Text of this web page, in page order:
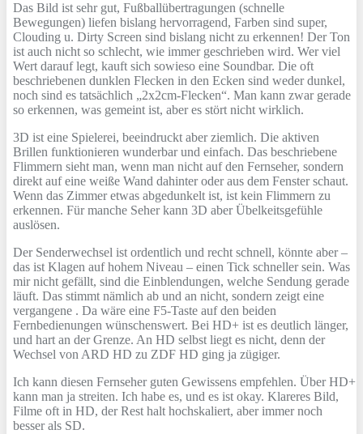
Das Bild ist sehr gut, Fußballübertragungen (schnelle
Bewegungen) liefen bislang hervorragend, Farben sind super,
Clouding u. Dirty Screen sind bislang nicht zu erkennen! Der Ton
ist auch nicht so schlecht, wie immer geschrieben wird. Wer viel
Wert darauf legt, kauft sich sowieso eine Soundbar. Die oft
beschriebenen dunklen Flecken in den Ecken sind weder dunkel,
noch sind es tatsächlich „2x2cm-Flecken“. Man kann zwar gerade
so erkennen, was gemeint ist, aber es stört nicht wirklich.
3D ist eine Spielerei, beeindruckt aber ziemlich. Die aktiven
Brillen funktionieren wunderbar und einfach. Das beschriebene
Flimmern sieht man, wenn man nicht auf den Fernseher, sondern
direkt auf eine weiße Wand dahinter oder aus dem Fenster schaut.
Wenn das Zimmer etwas abgedunkelt ist, ist kein Flimmern zu
erkennen. Für manche Seher kann 3D aber Übelkeitsgefühle
auslösen.
Der Senderwechsel ist ordentlich und recht schnell, könnte aber –
das ist Klagen auf hohem Niveau – einen Tick schneller sein. Was
mir nicht gefällt, sind die Einblendungen, welche Sendung gerade
läuft. Das stimmt nämlich ab und an nicht, sondern zeigt eine
vergangene . Da wäre eine F5-Taste auf den beiden
Fernbedienungen wünschenswert. Bei HD+ ist es deutlich länger,
und hart an der Grenze. An HD selbst liegt es nicht, denn der
Wechsel von ARD HD zu ZDF HD ging ja zügiger.
Ich kann diesen Fernseher guten Gewissens empfehlen. Über HD+
kann man ja streiten. Ich habe es, und es ist okay. Klareres Bild,
Filme oft in HD, der Rest halt hochskaliert, aber immer noch
besser als SD.